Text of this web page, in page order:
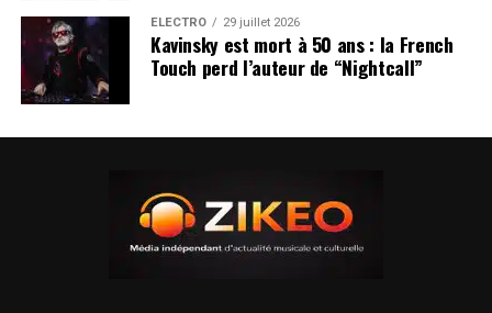
ÉLECTRO 29 juillet 2026
Kavinsky est mort à 50 ans : la French
Touch perd l’auteur de “Nightcall”